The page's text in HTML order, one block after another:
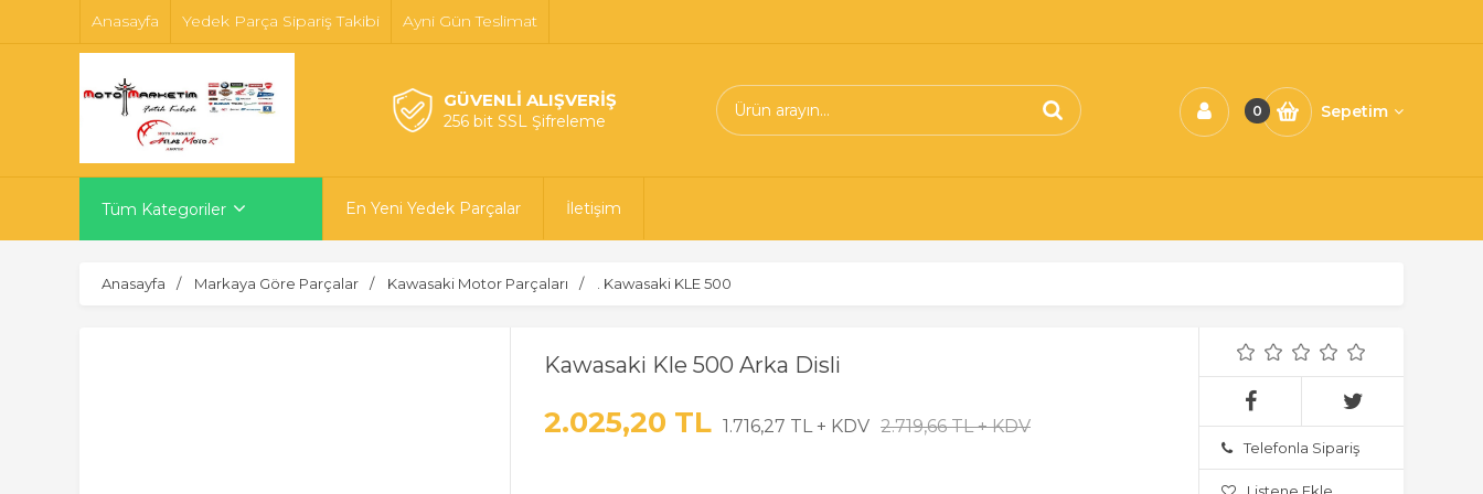
Anasayfa Yedek Parça Sipariş Takibi Ayni Gün Teslimat
GÜVENLİ ALIŞVERİŞ
256 bit SSL Şifreleme
0 Sepetim
Tüm Kategoriler En Yeni Yedek Parçalar İletişim
Anasayfa Markaya Göre Parçalar Kawasaki Motor Parçaları . Kawasaki KLE 500
Kawasaki Kle 500 Arka Disli
2.025,20 TL 1.716,27 TL + KDV 2.719,66 TL + KDV
Telefonla Sipariş